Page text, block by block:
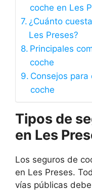
coche en Les
¿Cuánto
Les Preses?
Principales
coche
Consejos
coche
Tipos de
en Les
Los seguros de
en Les Preses.
vías públicas